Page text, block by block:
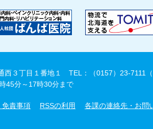
３丁目１番地１
TEL：（0157）23-7111（
分～17時30分まで
免責事項 RSSの利用 各課の連絡先・お問